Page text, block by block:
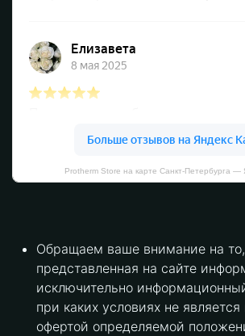
Protherm Store на карте Санкт‑Петербурга —
Обращаем ваше внимание на то,
представленная на сайте
исключительно
при каких условиях не
офертой определяемой